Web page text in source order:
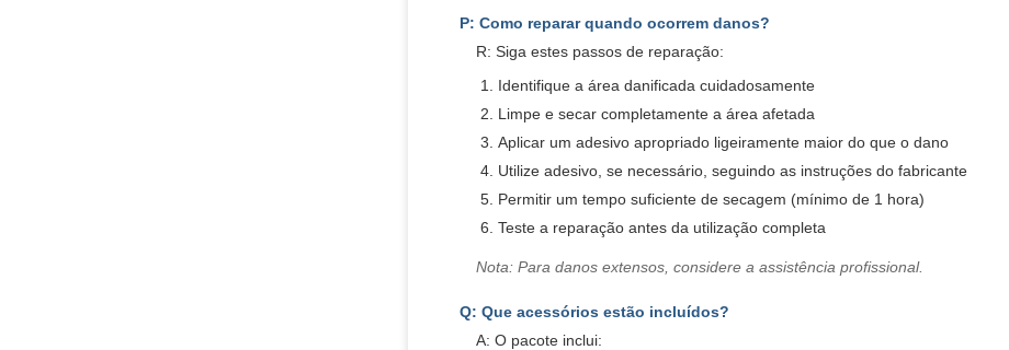
P: Como reparar quando ocorrem danos?
R: Siga estes passos de reparação:
Identifique a área danificada cuidadosamente
Limpe e secar completamente a área afetada
Aplicar um adesivo apropriado ligeiramente maior do que o dano
Utilize adesivo, se necessário, seguindo as instruções do fabricante
Permitir um tempo suficiente de secagem (mínimo de 1 hora)
Teste a reparação antes da utilização completa
Nota: Para danos extensos, considere a assistência profissional.
Q: Que acessórios estão incluídos?
A: O pacote inclui: